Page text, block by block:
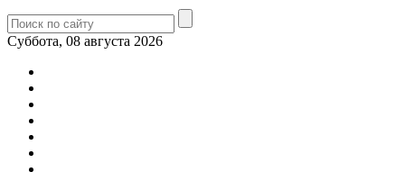
Суббота, 08 августа 2026